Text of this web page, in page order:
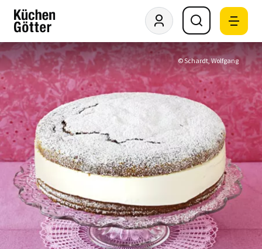
© Schardt, Wolfgang